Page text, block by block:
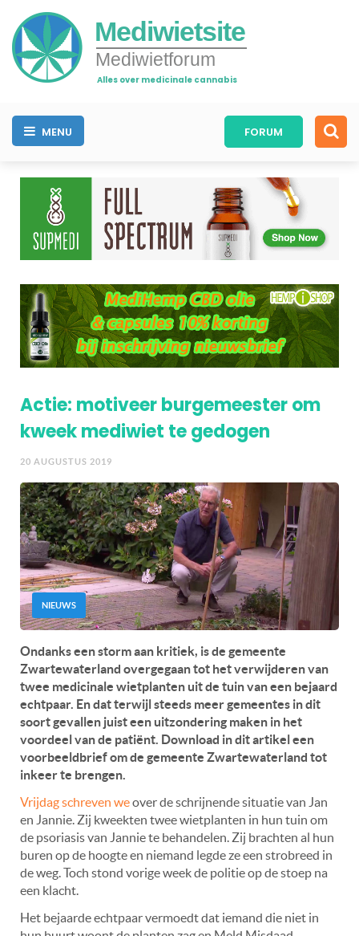
Mediwietsite
Mediwietforum
Alles over medicinale cannabis
MENU FORUM
Actie: motiveer burgemeester om
kweek mediwiet te gedogen
20 AUGUSTUS 2019
NIEUWS
Ondanks een storm aan kritiek, is de gemeente
Zwartewaterland overgegaan tot het verwijderen van
twee medicinale wietplanten uit de tuin van een bejaard
echtpaar. En dat terwijl steeds meer gemeentes in dit
soort gevallen juist een uitzondering maken in het
voordeel van de patiënt. Download in dit artikel een
voorbeeldbrief om de gemeente Zwartewaterland tot
inkeer te brengen.
Vrijdag schreven weover de schrijnende situatie van Jan
en Jannie. Zij kweekten twee wietplanten in hun tuin om
de psoriasis van Jannie te behandelen. Zij brachten al hun
buren op de hoogte en niemand legde ze een strobreed in
de weg. Toch stond vorige week de politie op de stoep na
een klacht.
Het bejaarde echtpaar vermoedt dat iemand die niet in